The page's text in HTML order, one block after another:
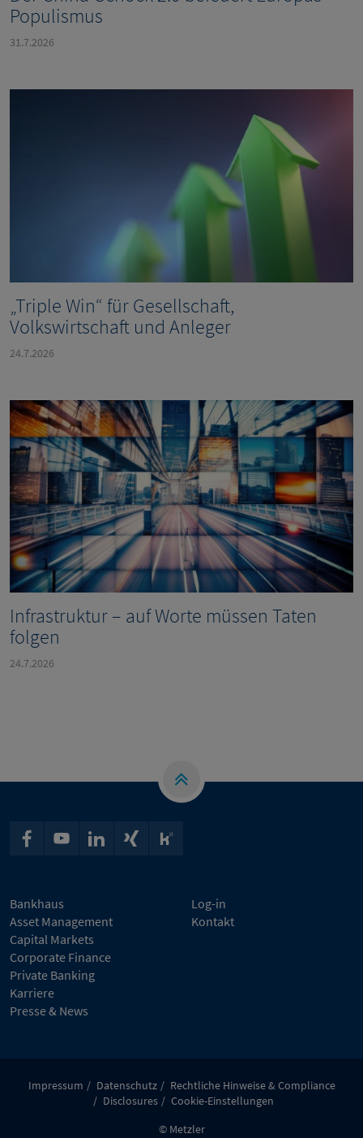
Populismus
31.7.2026
„Triple Win“ für Gesellschaft,
Volkswirtschaft und Anleger
24.7.2026
Infrastruktur – auf Worte müssen Taten
folgen
24.7.2026
Bankhaus
Asset Management
Capital Markets
Corporate Finance
Private Banking
Karriere
Presse & News
Log-in
Kontakt
Impressum Datenschutz
Rechtliche Hinweise & Compliance
Disclosures
Cookie-Einstellungen
© Metzler